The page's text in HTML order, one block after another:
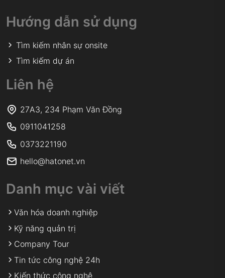
Hướng dẫn sử dụng
Tìm kiếm nhân sự onsite
Tìm kiếm dự án
Liên hệ
27A3, 234 Phạm Văn Đồng
0911041258
0373221190
hello@hatonet.vn
Danh mục vài viết
Văn hóa doanh nghiệp
Kỹ năng quản trị
Company Tour
Tin tức công nghệ 24h
Kiến thức công nghệ